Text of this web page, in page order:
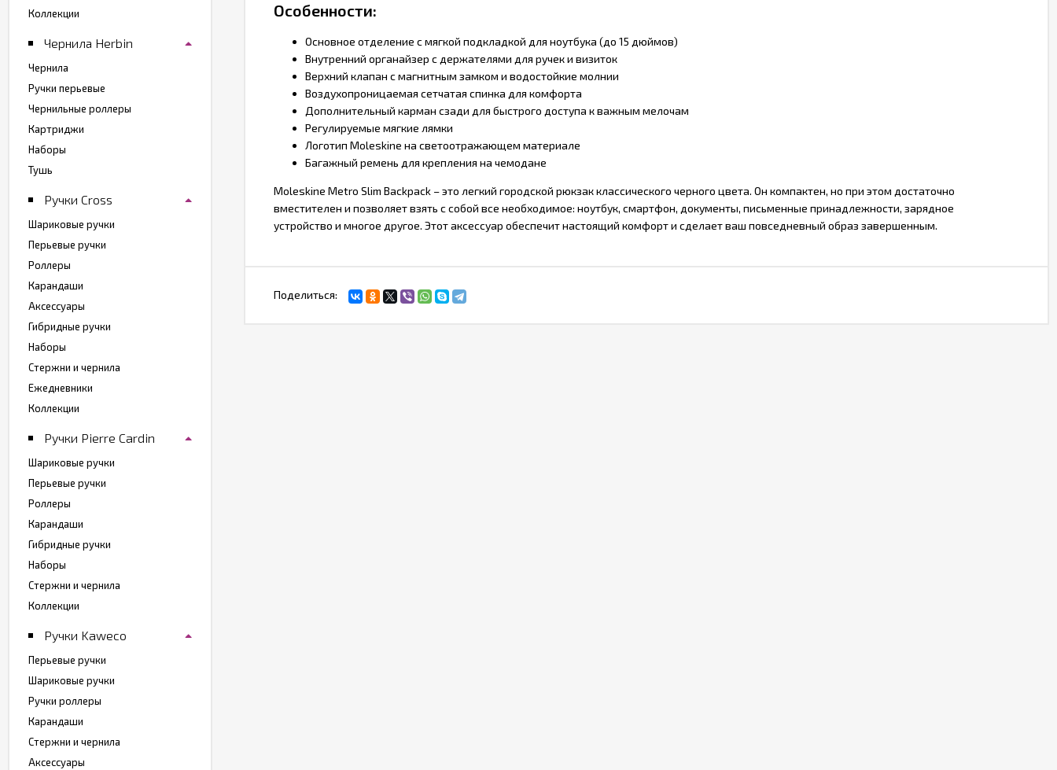
Особенности:
Основное отделение с мягкой подкладкой для ноутбука (до 15 дюймов)
Внутренний органайзер с держателями для ручек и визиток
Верхний клапан с магнитным замком и водостойкие молнии
Воздухопроницаемая сетчатая спинка для комфорта
Дополнительный карман сзади для быстрого доступа к важным мелочам
Регулируемые мягкие лямки
Логотип Moleskine на светоотражающем материале
Багажный ремень для крепления на чемодане
Moleskine Metro Slim Backpack – это легкий городской рюкзак классического черного цвета. Он компактен, но при этом достаточно
вместителен и позволяет взять с собой все необходимое: ноутбук, смартфон, документы, письменные принадлежности, зарядное
устройство и многое другое. Этот аксессуар обеспечит настоящий комфорт и сделает ваш повседневный образ завершенным.
Поделиться:
Коллекции
Чернила Herbin
Чернила
Ручки перьевые
Чернильные роллеры
Картриджи
Наборы
Тушь
Ручки Cross
Шариковые ручки
Перьевые ручки
Роллеры
Карандаши
Аксессуары
Гибридные ручки
Наборы
Стержни и чернила
Ежедневники
Коллекции
Ручки Pierre Cardin
Шариковые ручки
Перьевые ручки
Роллеры
Карандаши
Гибридные ручки
Наборы
Стержни и чернила
Коллекции
Ручки Kaweco
Перьевые ручки
Шариковые ручки
Ручки роллеры
Карандаши
Стержни и чернила
Аксессуары